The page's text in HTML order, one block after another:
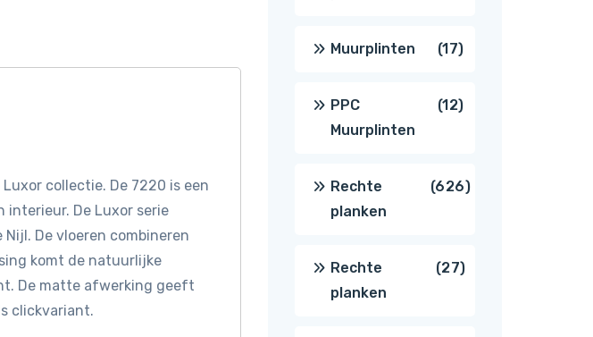
collectie. De 7220 is een
De Luxor serie
De vloeren combineren
komt de natuurlijke
De matte afwerking geeft
clickvariant.
Muurplinten 1717
producten
PPC
Muurplinten
1212
Rechte
planken
626626
Rechte
planken
2727